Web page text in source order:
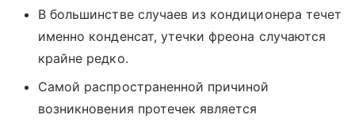
В большинстве случаев из кондиционера течет
именно конденсат, утечки фреона случаются
крайне редко.
Самой распространенной причиной
возникновения протечек является